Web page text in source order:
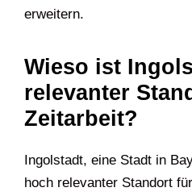
erweitern.
Wieso ist
relevanter
Zeitarbeit?
Ingolstadt, eine Stadt in
hoch relevanter Standort